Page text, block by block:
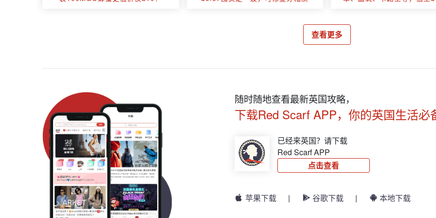
查看更多
随时随地查看最新英国攻略，
下载Red Scarf APP，你的英国生活必
已经来英国？请下载
Red Scarf APP
点击查看
苹果下载 | 谷歌下载 | 本地下载